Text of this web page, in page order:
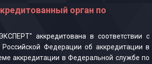
орган по
аккредитована в соответствии с
Российской Федерации об аккредитации в
аккредитации в Федеральной службе по